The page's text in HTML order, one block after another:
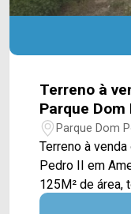
Terreno à
Parque Dom
Parque Dom
Terreno à
Pedro II em Americana/
125M² de área, terreno
com a nossa